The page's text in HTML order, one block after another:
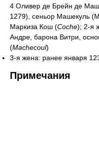
4 Оливер де Брейн де
1279), сеньор Машекуль
Маркиза Кош (Coche); 2-я
Андре, барона Витри,
(Machecoul)
3-я жена: ранее января
Примечания